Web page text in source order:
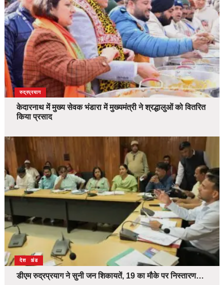
उत्तराखंड
देश
रुद्रप्रयाग
केदारनाथ में मुख्य सेवक भंडारा में मुख्यमंत्री ने श्रद्धालुओं को वितरित
किया प्रसाद
उत्तराखंड
देश
डीएम रुद्रप्रयाग ने सुनी जन शिकायतें, 19 का मौके पर निस्तारण…